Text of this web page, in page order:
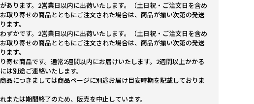
あります。2営業日以内に出荷いたします。（土日祝・ご注文日を含め
取り寄せの商品とともにご注文された場合は、商品が揃い次第の発送
ます。
ずかです。2営業日以内に出荷いたします。（土日祝・ご注文日を含め
取り寄せの商品とともにご注文された場合は、商品が揃い次第の発送
ます。
寄せ商品です。通常2週間以内にお届けいたします。2週間以上かかる
は別途ご連絡いたします。
品につきましては商品ページに別途お届け目安時期を記載しておりま
または期間終了のため、販売を中止しています。